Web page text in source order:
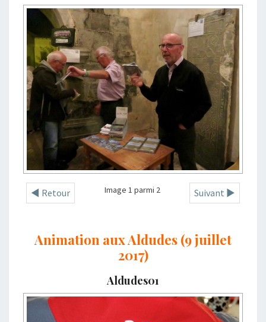
◄ Retour Suivant ►
Image 1 parmi 2
Animation aux Aldudes (9 juillet
2017)
Aldudes01